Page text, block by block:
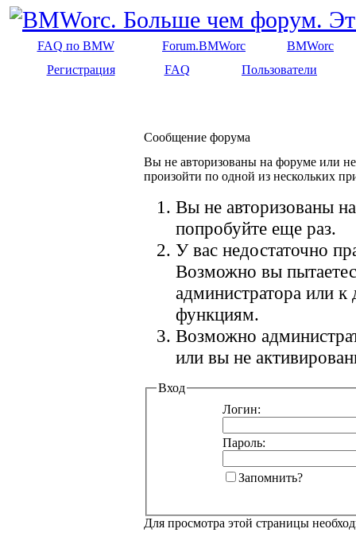
FAQ по BMW Forum.BMWorc
BMWorc
Регистрация
FAQ Пользователи
Сообщение форума
Вы не авторизованы на форуме или
произойти по одной из нескольких
Вы не авторизованы
попробуйте еще раз.
У вас недостаточно
Возможно вы
администратора или
функциям.
Возможно
или вы не
Вход
Логин:
Пароль:
Запомнить?
Для просмотра этой страницы